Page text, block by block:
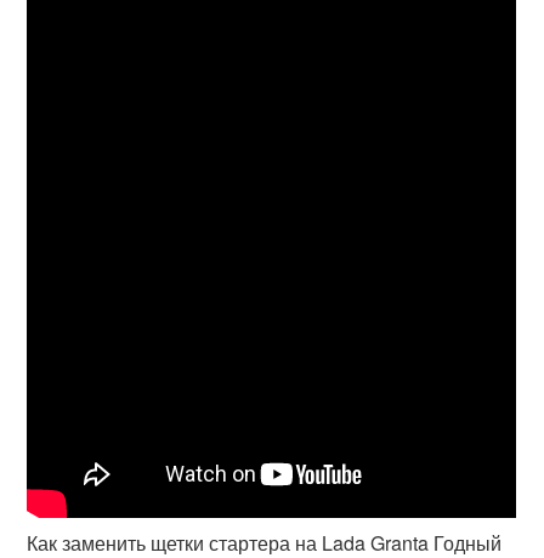
Как заменить щетки стартера на Lada Granta Годный